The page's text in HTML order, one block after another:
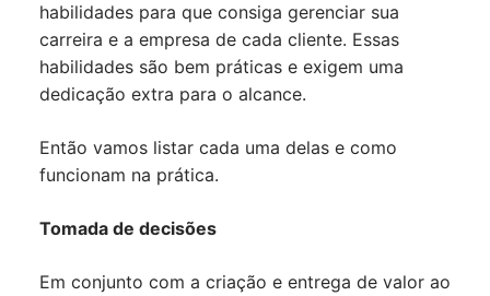
habilidades para que consiga gerenciar sua
carreira e a empresa de cada cliente. Essas
habilidades são bem práticas e exigem uma
dedicação extra para o alcance.
Então vamos listar cada uma delas e como
funcionam na prática.
Tomada de decisões
Em conjunto com a criação e entrega de valor ao